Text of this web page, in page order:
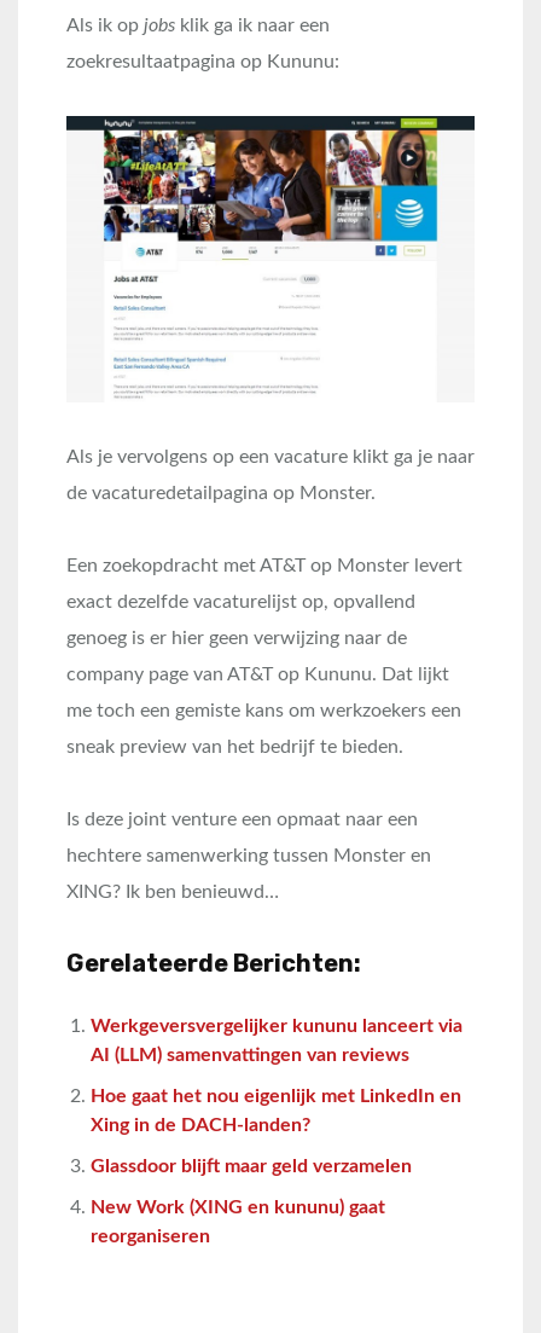
Als ik op jobs klik ga ik naar een
zoekresultaatpagina op Kununu:
Als je vervolgens op een vacature klikt ga je naar
de vacaturedetailpagina op Monster.
Een zoekopdracht met AT&T op Monster levert
exact dezelfde vacaturelijst op, opvallend
genoeg is er hier geen verwijzing naar de
company page van AT&T op Kununu. Dat lijkt
me toch een gemiste kans om werkzoekers een
sneak preview van het bedrijf te bieden.
Is deze joint venture een opmaat naar een
hechtere samenwerking tussen Monster en
XING? Ik ben benieuwd…
Gerelateerde Berichten:
Werkgeversvergelijker kununu lanceert via
AI (LLM) samenvattingen van reviews
Hoe gaat het nou eigenlijk met LinkedIn en
Xing in de DACH-landen?
Glassdoor blijft maar geld verzamelen
New Work (XING en kununu) gaat
reorganiseren